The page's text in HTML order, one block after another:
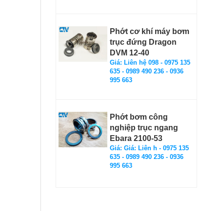
Phớt cơ khí máy bơm
trục đứng Dragon
DVM 12-40
Giá: Liên hệ 098 - 0975 135
635 - 0989 490 236 - 0936
995 663
Phớt bơm công
nghiệp trục ngang
Ebara 2100-53
Giá: Giá: Liên h - 0975 135
635 - 0989 490 236 - 0936
995 663